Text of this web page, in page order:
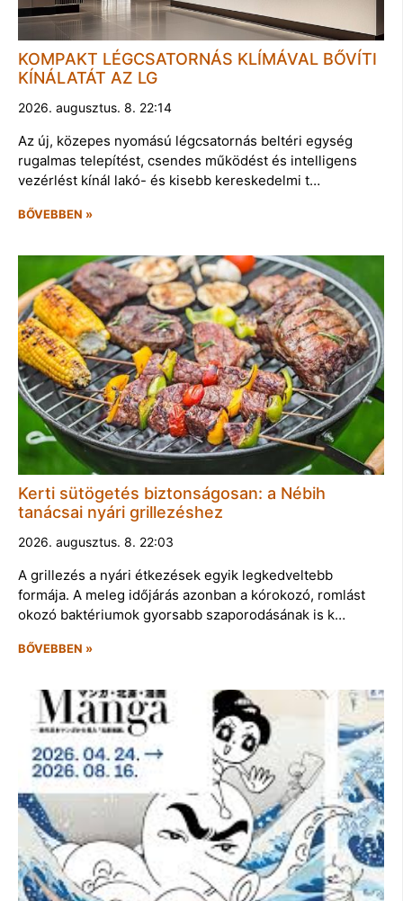
KOMPAKT LÉGCSATORNÁS KLÍMÁVAL BŐVÍTI
KÍNÁLATÁT AZ LG
2026. augusztus. 8. 22:14
Az új, közepes nyomású légcsatornás beltéri egység
rugalmas telepítést, csendes működést és intelligens
vezérlést kínál lakó- és kisebb kereskedelmi t…
BŐVEBBEN »
Kerti sütögetés biztonságosan: a Nébih
tanácsai nyári grillezéshez
2026. augusztus. 8. 22:03
A grillezés a nyári étkezések egyik legkedveltebb
formája. A meleg időjárás azonban a kórokozó, romlást
okozó baktériumok gyorsabb szaporodásának is k…
BŐVEBBEN »